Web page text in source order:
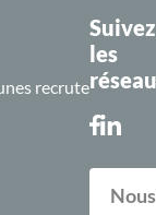
recrute
les